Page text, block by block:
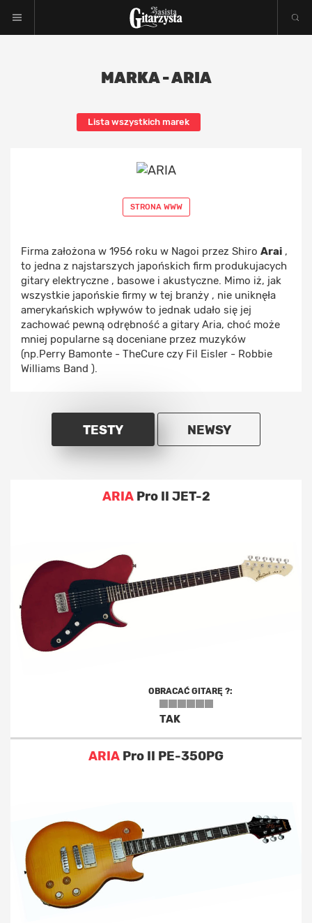
MARKA - ARIA
Lista wszystkich marek
STRONA WWW
Firma założona w 1956 roku w Nagoi przez Shiro Arai ,
to jedna z najstarszych japońskich firm produkujacych
gitary elektryczne , basowe i akustyczne. Mimo iż, jak
wszystkie japońskie firmy w tej branży , nie uniknęła
amerykańskich wpływów to jednak udało się jej
zachować pewną odrębność a gitary Aria, choć może
mniej popularne są doceniane przez muzyków
(np.Perry Bamonte - TheCure czy Fil Eisler - Robbie
Williams Band ).
TESTY NEWSY
ARIAPro II JET-2
OBRACAĆ GITARĘ ?:
TAK
ARIA Pro II PE-350PG